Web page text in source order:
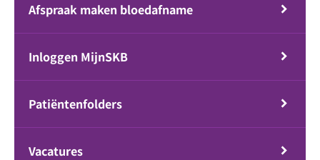
Afspraak maken bloedafname
Inloggen MijnSKB
Patiëntenfolders
Vacatures